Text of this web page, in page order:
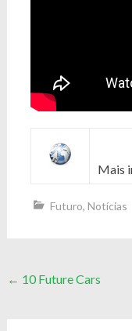
Mais
Futuro, Notícias
Post
← 10 Future Cars